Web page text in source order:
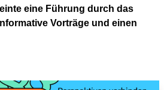
eine Führung durch das
Vorträge und einen